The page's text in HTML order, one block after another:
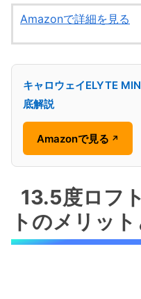
Amazonで詳細を見る
キャロウェイELYTE
底解説
Amazonで見る ↗
13.5度ロフ
トのメリッ